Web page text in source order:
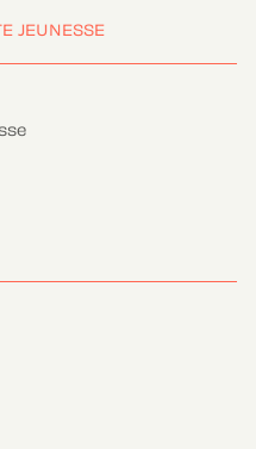
JEUNESSE